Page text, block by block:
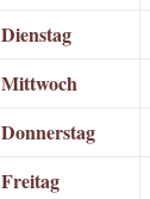
Dienstag
Mittwoch
Donnerstag
Freitag